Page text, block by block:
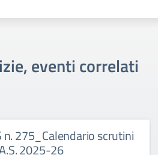
eventi correlati
n. 275_Calendario scrutini
2025-26